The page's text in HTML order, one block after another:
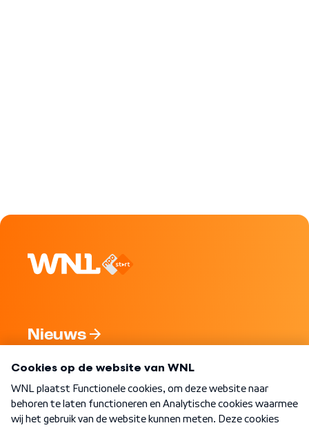
Nieuws
Nieuwsbrief
Word Lid